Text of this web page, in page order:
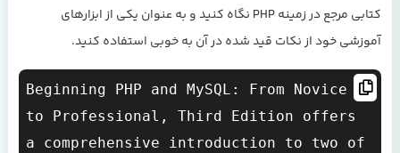
کتابی مرجع در زمینه PHP نگاه کنید و به عنوان یکی از ابزارهای
آموزشی خود از نکات قید شده در آن به خوبی استفاده کنید.
Beginning PHP and MySQL: From Novice
to Professional, Third Edition offers
a comprehensive introduction to two of